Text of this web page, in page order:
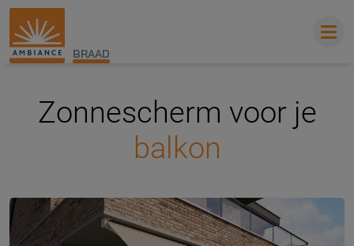
BRAAD
Zonnescherm voor je
balkon